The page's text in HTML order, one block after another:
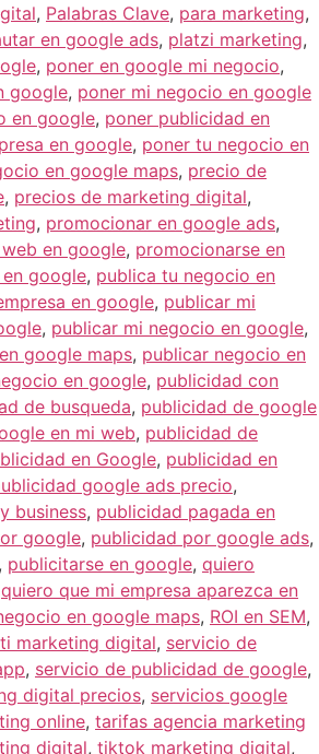
, Palabras Clave, para marketing,
en google ads, platzi marketing,
, poner en google mi negocio,
google, poner mi negocio en google
en google, poner publicidad en
en google, poner tu negocio en
en google maps, precio de
, precios de marketing digital,
, promocionar en google ads,
en google, promocionarse en
google, publica tu negocio en
en google, publicar mi
, publicar mi negocio en google,
google maps, publicar negocio en
en google, publicidad con
de busqueda, publicidad de google
en mi web, publicidad de
en Google, publicidad en
google ads precio,
business, publicidad pagada en
google, publicidad por google ads,
, publicitarse en google, quiero
quiero que mi empresa aparezca en
en google maps, ROI en SEM,
marketing digital, servicio de
, servicio de publicidad de google,
digital precios, servicios google
online, tarifas agencia marketing
digital, tiktok marketing digital,